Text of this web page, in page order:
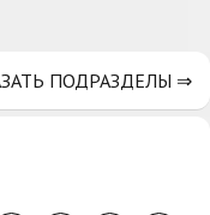
ПОДРАЗДЕЛЫ ⇒